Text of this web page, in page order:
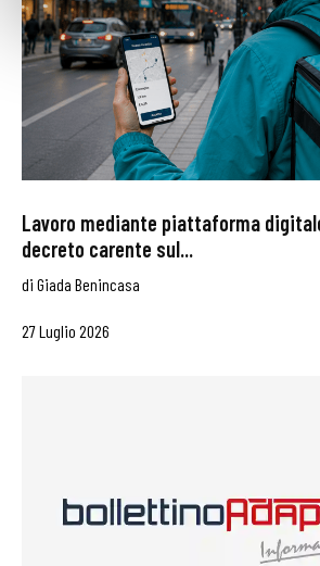
Lavoro mediante piattaforma
decreto carente sul...
di Giada Benincasa
27 Luglio 2026